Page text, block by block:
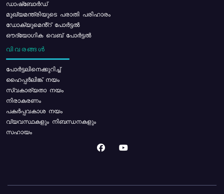
ഡാഷ്ബോർഡ്
മുഖ്യമന്ത്രിയുടെ പരാതി പരിഹാരം
ഡോക്യുമെൻ്റ് പോർട്ടൽ
ഔദ്യോഗിക വെബ് പോർട്ടൽ
വിവരങ്ങൾ
പോര്‍ട്ടലിനെക്കുറിച്ച്
ഹൈപ്പർലിങ്ക് നയം
സ്വകാര്യതാ നയം
നിരാകരണം
പകർപ്പവകാശ നയം
വ്യവസ്ഥകളും നിബന്ധനകളും
സഹായം